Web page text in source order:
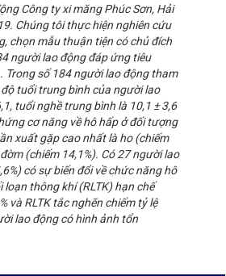
Công ty xi măng Phúc Sơn, Hải
Chúng tôi thực hiện nghiên cứu
chọn mẫu thuận tiện có chủ đích
người lao động đáp ứng tiêu
Trong số 184 người lao động tham
tuổi trung bình của người lao
tuổi nghề trung bình là 10,1 ± 3,6
cơ năng về hô hấp ở đối tượng
xuất gặp cao nhất là ho (chiếm
(chiếm 14,1%). Có 27 người lao
có sự biến đổi về chức năng hô
loạn thông khí (RLTK) hạn chế
và RLTK tắc nghẽn chiếm tỷ lệ
lao động có hình ảnh tổn